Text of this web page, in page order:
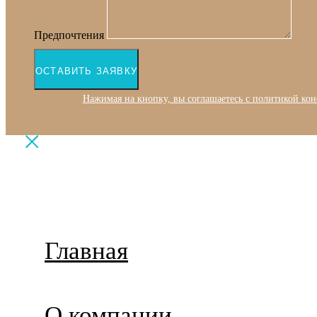
Предпочтения
ОСТАВИТЬ ЗАЯВКУ
Нажимая на кнопку, вы соглашаетесь с политикой
Главная